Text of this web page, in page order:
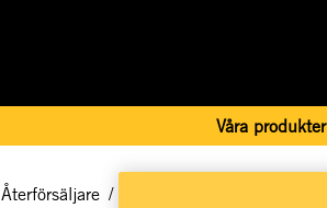
Våra produkter
Återförsäljare /